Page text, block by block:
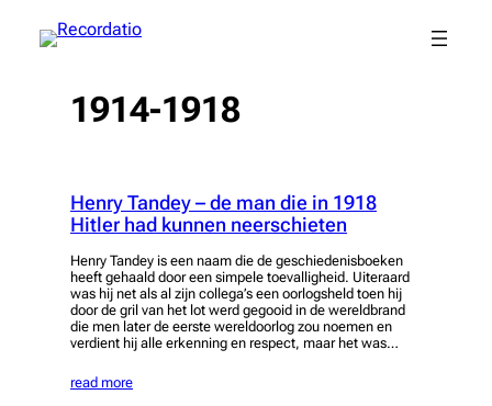
naar
1914-1918
Henry Tandey – de man die in 1918
Hitler had kunnen neerschieten
Henry Tandey is een naam die de geschiedenisboeken
heeft gehaald door een simpele toevalligheid. Uiteraard
was hij net als al zijn collega’s een oorlogsheld toen hij
door de gril van het lot werd gegooid in de wereldbrand
die men later de eerste wereldoorlog zou noemen en
verdient hij alle erkenning en respect, maar het was…
read more